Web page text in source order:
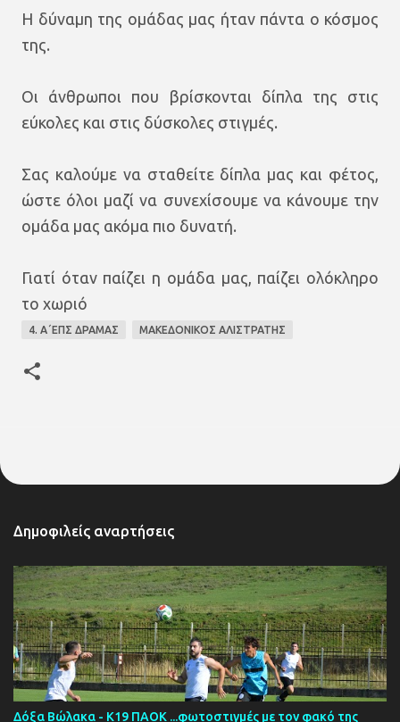
Η δύναμη της ομάδας μας ήταν πάντα ο κόσμος
της.
Οι άνθρωποι που βρίσκονται δίπλα της στις
εύκολες και στις δύσκολες στιγμές.
Σας καλούμε να σταθείτε δίπλα μας και φέτος,
ώστε όλοι μαζί να συνεχίσουμε να κάνουμε την
ομάδα μας ακόμα πιο δυνατή.
Γιατί όταν παίζει η ομάδα μας, παίζει ολόκληρο
το χωριό
4. Α΄ΕΠΣ ΔΡΑΜΑΣ ΜΑΚΕΔΟΝΙΚΟΣ ΑΛΙΣΤΡΑΤΗΣ
Δημοφιλείς αναρτήσεις
Δόξα Βώλακα - Κ19 ΠΑΟΚ ...φωτοστιγμές με τον φακό της